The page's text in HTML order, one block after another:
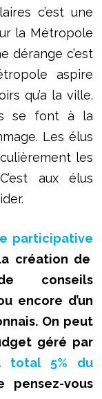
c’est une
la Métropole
dérange c’est
aspire
qu’a la ville.
se font à la
Les élus
les
aux élus
participative
création de
conseils
encore d’un
On peut
géré par
total 5% du
pensez-vous